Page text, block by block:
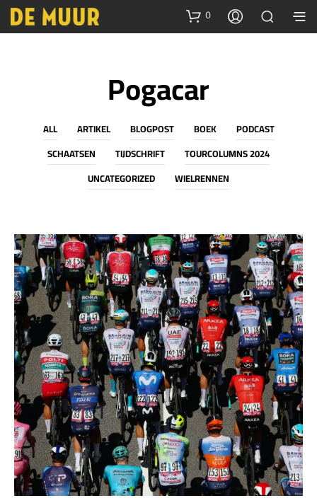
0
Pogacar
ALL ARTIKEL BLOGPOST BOEK
PODCAST
SCHAATSEN
TIJDSCHRIFT
TOURCOLUMNS 2024
UNCATEGORIZED
WIELRENNEN